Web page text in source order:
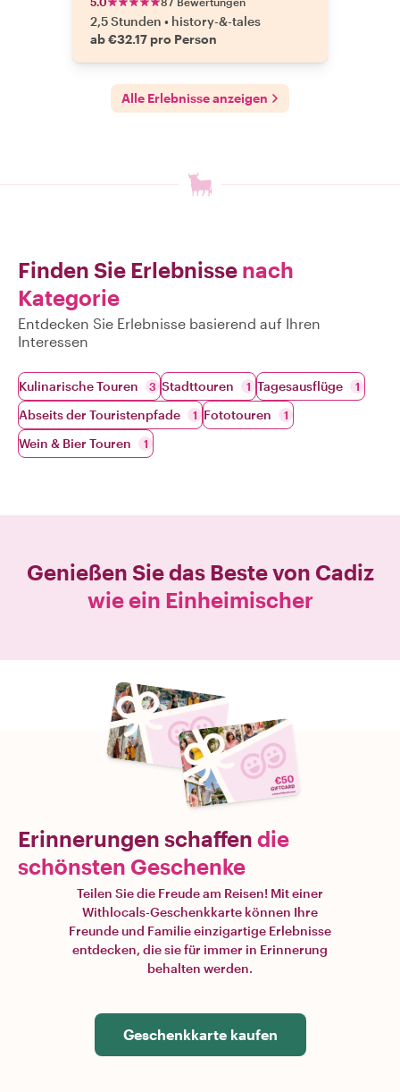
2,5 Stunden • history-&-tales
ab €32.17 pro Person
Alle Erlebnisse anzeigen
Finden Sie Erlebnisse nach
Kategorie
Entdecken Sie Erlebnisse basierend auf Ihren
Interessen
Kulinarische Touren 3 Stadttouren 1 Tagesausflüge 1
Abseits der Touristenpfade 1 Fototouren 1
Wein & Bier Touren 1
Genießen Sie das Beste von Cadiz
wie ein Einheimischer
Erinnerungen schaffen die
schönsten Geschenke
Teilen Sie die Freude am Reisen! Mit einer
Withlocals-Geschenkkarte können Ihre
Freunde und Familie einzigartige Erlebnisse
entdecken, die sie für immer in Erinnerung
behalten werden.
Geschenkkarte kaufen